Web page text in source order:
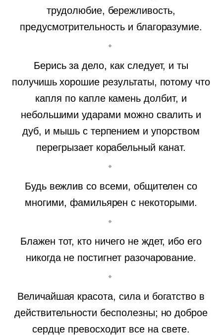
трудолюбие, бережливость,
предусмотрительность и благоразумие.
Берись за дело, как следует, и ты
получишь хорошие результаты, потому что
капля по капле камень долбит, и
небольшими ударами можно свалить и
дуб, и мышь с терпением и упорством
перегрызает корабельный канат.
Будь вежлив со всеми, общителен со
многими, фамильярен с некоторыми.
Блажен тот, кто ничего не ждет, ибо его
никогда не постигнет разочарование.
Величайшая красота, сила и богатство в
действительности бесполезны; но доброе
сердце превосходит все на свете.